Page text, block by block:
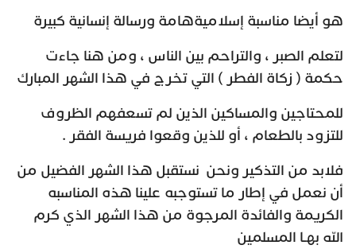
هو أيضا مناسبة إسلاميةهامة ورسالة إنسانية كبيرة
لتعلم الصبر ، والتراحم بين الناس ، ومن هنا جاءت
حكمة ( زكاة الفطر ) التي تخرج في هذا الشهر المبارك
للمحتاجين والمساكين الذين لم تسعفهم الظروف
للتزود بالطعام ، أو للذين وقعوا فريسة الفقر .
فلابد من التذكير ونحن نستقبل هذا الشهر الفضيل من
أن نعمل في إطار ما تستوجبه علينا هذه المناسبه
الكريمة والفائدة المرجوة من هذا الشهر الذي كرم
الله بهـا المسلمين